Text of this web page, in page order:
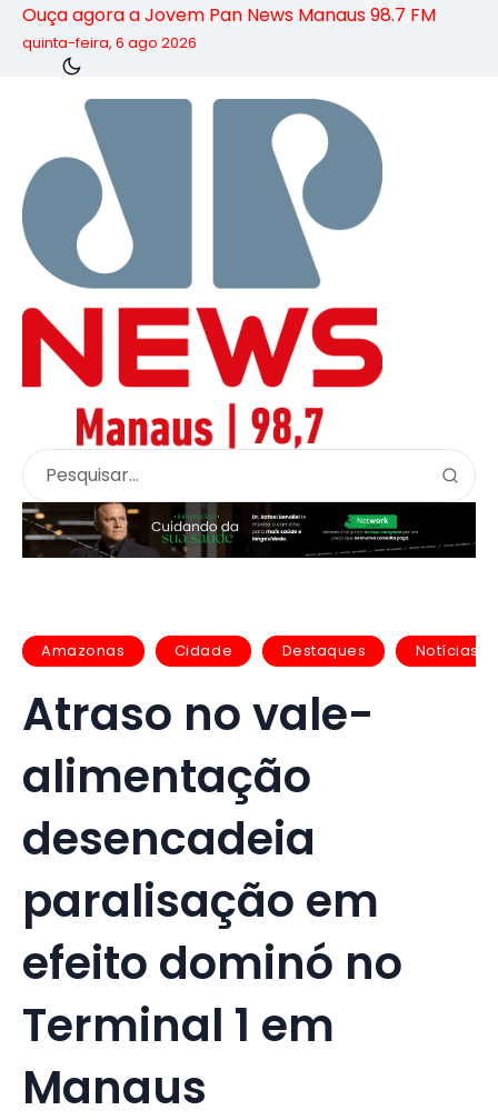
Ouça agora a Jovem Pan News Manaus 98.7 FM
quinta-feira, 6 ago 2026
Amazonas Cidade Destaques Notícias
Atraso no vale-
alimentação
desencadeia
paralisação em
efeito dominó no
Terminal 1 em
Manaus